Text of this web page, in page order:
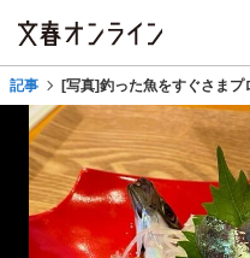
記事 [写真]釣った魚をすぐさま